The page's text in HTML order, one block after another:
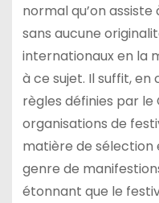
normal qu’on
sans aucune
internationaux en la
à ce sujet. Il suffit, en
règles définies par
organisations de
matière de sélection
genre de
étonnant que le